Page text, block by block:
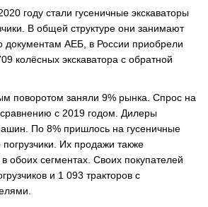
году стали гусеничные экскаваторы
В общей структуре они занимают
документам АЕБ, в России приобрели
колёсных экскаватора с обратной
поворотом заняли 9% рынка. Спрос на
с 2019 годом. Дилеры
По 8% пришлось на гусеничные
Их продажи также
обоих сегментах. Своих покупателей
и 1 093 тракторов с